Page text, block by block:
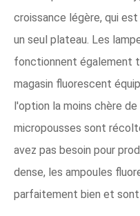
croissance légère, qui
un seul plateau. Les
fonctionnent également
magasin fluorescent
l'option la moins chère
micropousses sont
avez pas besoin pour
dense, les ampoules
parfaitement bien et